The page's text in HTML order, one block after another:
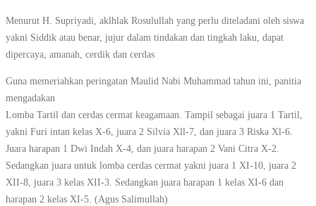
Menurut H. Supriyadi, aklhlak Rosulullah yang perlu diteladani oleh siswa
yakni Siddik atau benar, jujur dalam tindakan dan tingkah laku, dapat
dipercaya, amanah, cerdik dan cerdas
Guna memeriahkan peringatan Maulid Nabi Muhammad tahun ini, panitia
mengadakan
Lomba Tartil dan cerdas cermat keagamaan. Tampil sebagai juara 1 Tartil,
yakni Furi intan kelas X-6, juara 2 Silvia Xll-7, dan juara 3 Riska Xl-6.
Juara harapan 1 Dwi Indah X-4, dan juara harapan 2 Vani Citra X-2.
Sedangkan juara untuk lomba cerdas cermat yakni juara 1 XI-10, juara 2
XII-8, juara 3 kelas XII-3. Sedangkan juara harapan 1 kelas XI-6 dan
harapan 2 kelas XI-5. (Agus Salimullah)